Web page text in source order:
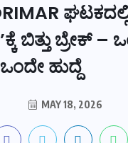
ಬಿತ್ತು ಬ್ರೇಕ್ –
ಹುದ್ದೆ
MAY 18, 2026